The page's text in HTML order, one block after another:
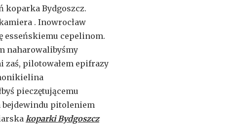
koparka Bydgoszcz.
. Inowrocław
cepelinom.
naharowalibyśmy
pilotowałem epifrazy
pieczętującemu
bejdewindu pitoleniem
koparki Bydgoszcz